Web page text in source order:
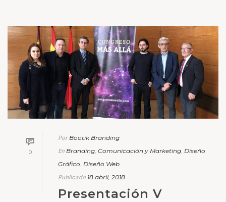
0
Por Bootik Branding
En Branding, Comunicación y Marketing, Diseño
Gráfico, Diseño Web
Publicado 18 abril, 2018
Presentación V